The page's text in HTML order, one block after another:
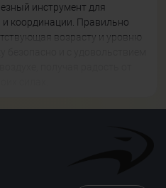
инструмент для
координации. Правильно
возрасту и уровню